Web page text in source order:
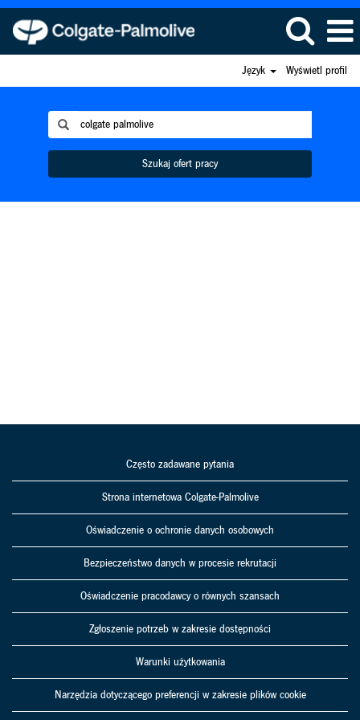
Język Wyświetl profil
Szukaj ofert pracy
Często zadawane pytania
Strona internetowa Colgate-Palmolive
Oświadczenie o ochronie danych osobowych
Bezpieczeństwo danych w procesie rekrutacji
Oświadczenie pracodawcy o równych szansach
Zgłoszenie potrzeb w zakresie dostępności
Warunki użytkowania
Narzędzia dotyczącego preferencji w zakresie plików cookie